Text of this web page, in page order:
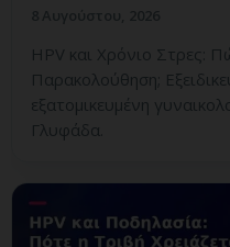
HPV και Χρόνιο Στρες:
Παρακολούθηση;
εξατομικευμένη
Γλυφάδα.